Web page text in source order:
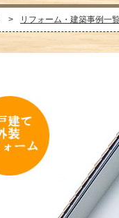
リフォーム・建築事例一